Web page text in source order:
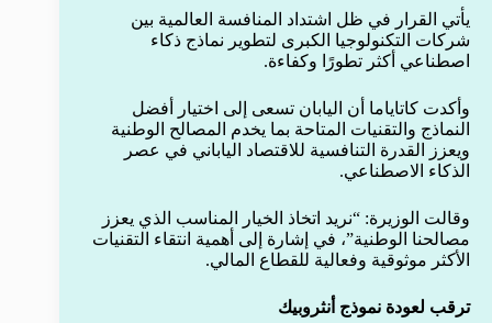
يأتي القرار في ظل اشتداد المنافسة العالمية بين
شركات التكنولوجيا الكبرى لتطوير نماذج ذكاء
اصطناعي أكثر تطورًا وكفاءة.
وأكدت كاتاياما أن اليابان تسعى إلى اختيار أفضل
النماذج والتقنيات المتاحة بما يخدم المصالح الوطنية
ويعزز القدرة التنافسية للاقتصاد الياباني في عصر
الذكاء الاصطناعي.
وقالت الوزيرة: “نريد اتخاذ الخيار المناسب الذي يعزز
مصالحنا الوطنية”، في إشارة إلى أهمية انتقاء التقنيات
الأكثر موثوقية وفعالية للقطاع المالي.
ترقب لعودة نموذج أنثروبيك